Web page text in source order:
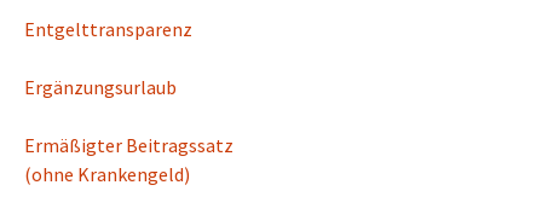
Entgelttransparenz
Ergänzungsurlaub
Ermäßigter Beitragssatz
(ohne Krankengeld)